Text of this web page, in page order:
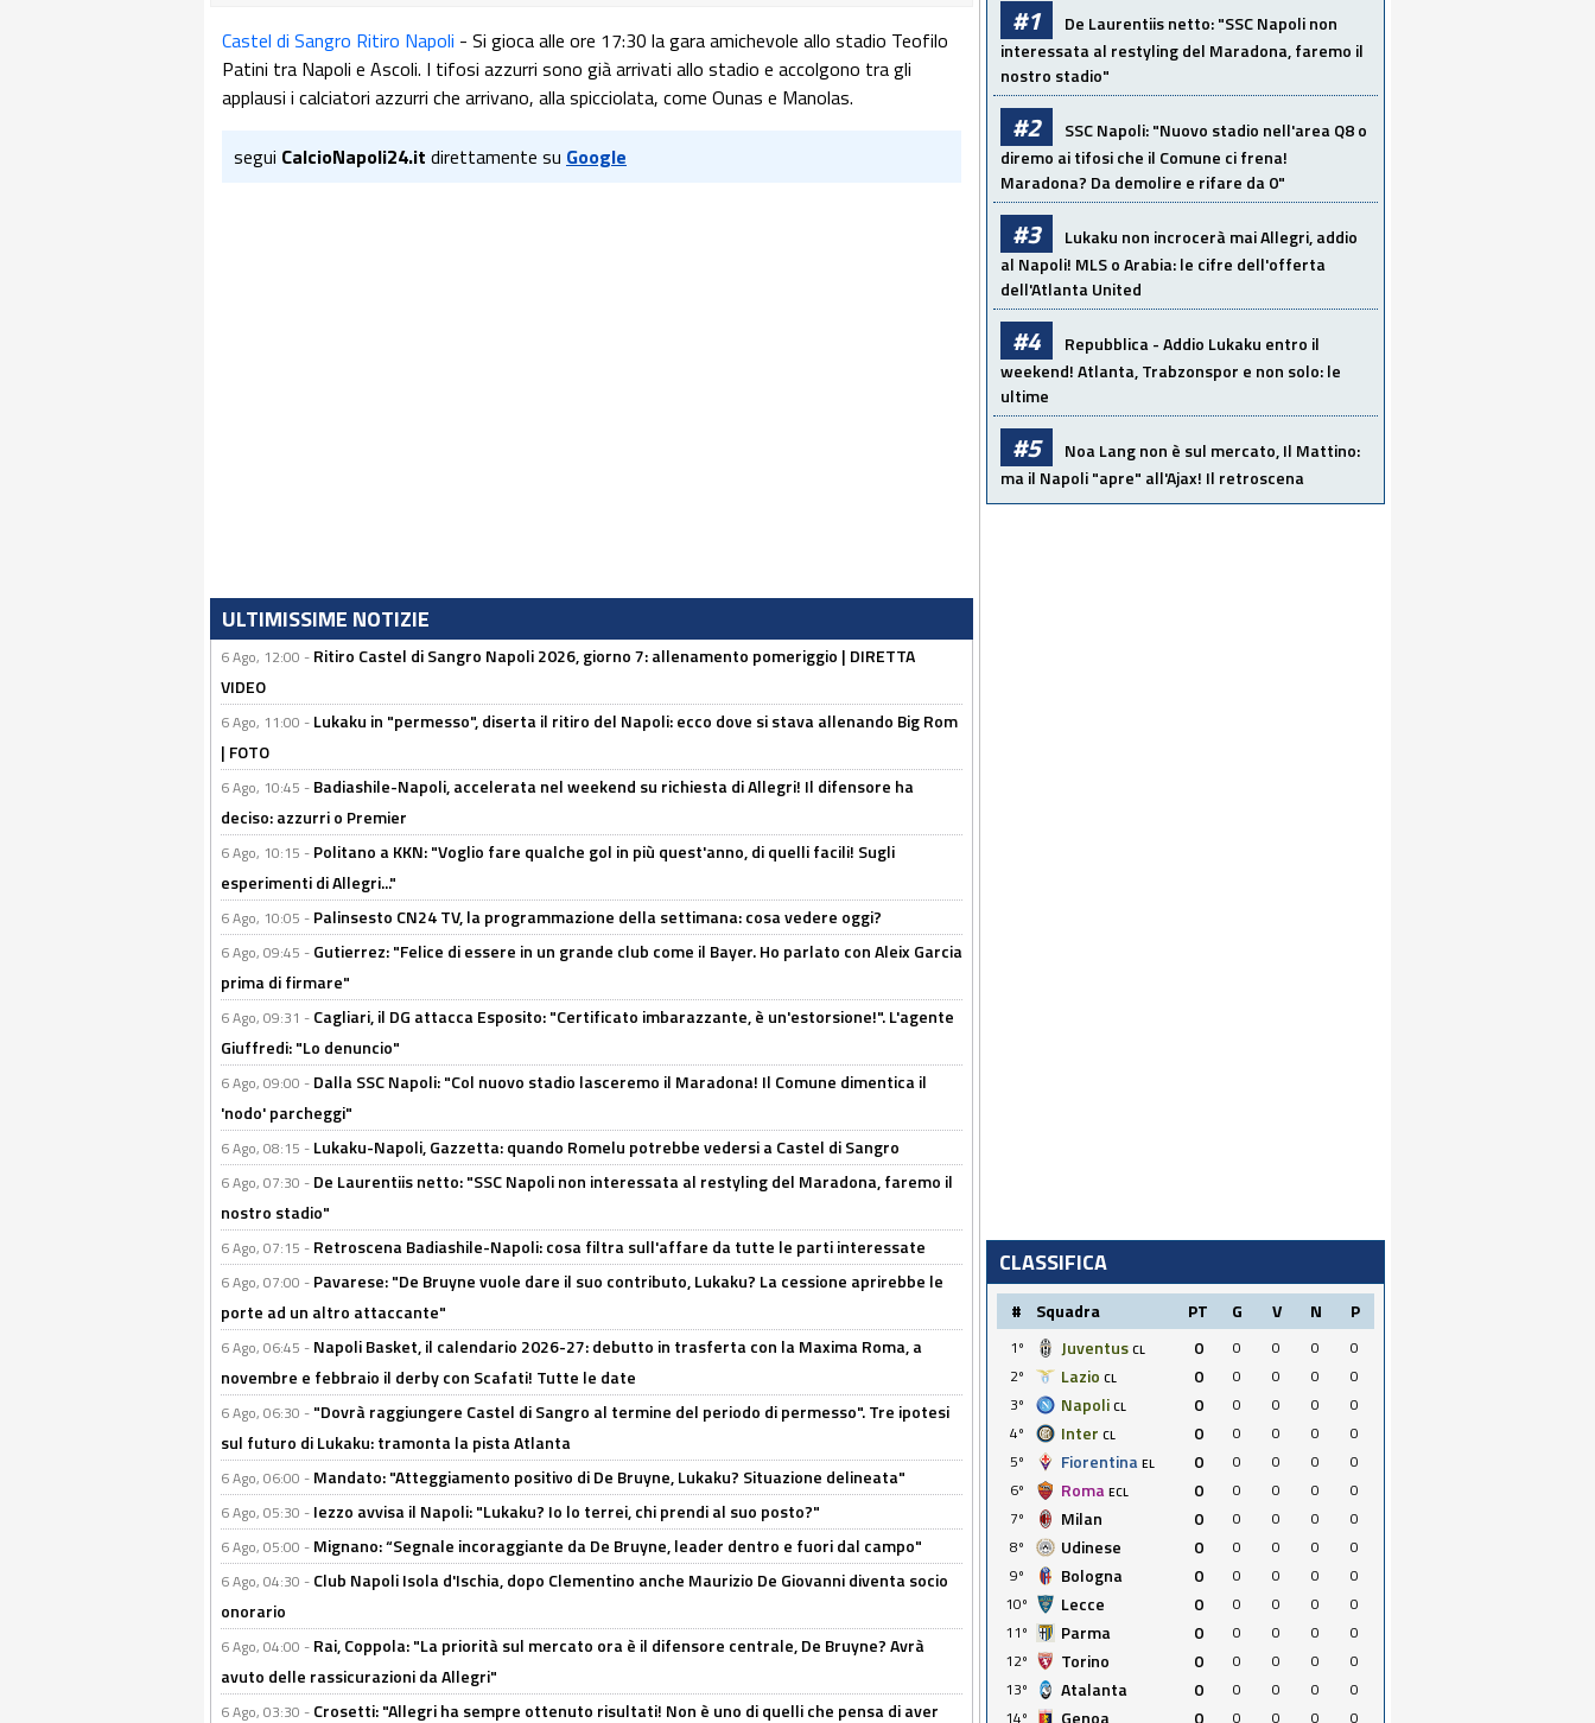
Castel di Sangro Ritiro Napoli - Si gioca alle ore 17:30 la gara amichevole allo stadio Teofilo
Patini tra Napoli e Ascoli. I tifosi azzurri sono già arrivati allo stadio e accolgono tra gli
applausi i calciatori azzurri che arrivano, alla spicciolata, come Ounas e Manolas.
segui CalcioNapoli24.it direttamente su Google
ULTIMISSIME NOTIZIE
6 Ago, 12:00 - Ritiro Castel di Sangro Napoli 2026, giorno 7: allenamento pomeriggio | DIRETTA
VIDEO
6 Ago, 11:00 - Lukaku in "permesso", diserta il ritiro del Napoli: ecco dove si stava allenando Big Rom
| FOTO
6 Ago, 10:45 - Badiashile-Napoli, accelerata nel weekend su richiesta di Allegri! Il difensore ha
deciso: azzurri o Premier
6 Ago, 10:15 - Politano a KKN: "Voglio fare qualche gol in più quest'anno, di quelli facili! Sugli
esperimenti di Allegri..."
6 Ago, 10:05 - Palinsesto CN24 TV, la programmazione della settimana: cosa vedere oggi?
6 Ago, 09:45 - Gutierrez: "Felice di essere in un grande club come il Bayer. Ho parlato con Aleix Garcia
prima di firmare"
6 Ago, 09:31 - Cagliari, il DG attacca Esposito: "Certificato imbarazzante, è un'estorsione!". L'agente
Giuffredi: "Lo denuncio"
6 Ago, 09:00 - Dalla SSC Napoli: "Col nuovo stadio lasceremo il Maradona! Il Comune dimentica il
'nodo' parcheggi"
6 Ago, 08:15 - Lukaku-Napoli, Gazzetta: quando Romelu potrebbe vedersi a Castel di Sangro
6 Ago, 07:30 - De Laurentiis netto: "SSC Napoli non interessata al restyling del Maradona, faremo il
nostro stadio"
6 Ago, 07:15 - Retroscena Badiashile-Napoli: cosa filtra sull'affare da tutte le parti interessate
6 Ago, 07:00 - Pavarese: "De Bruyne vuole dare il suo contributo, Lukaku? La cessione aprirebbe le
porte ad un altro attaccante"
6 Ago, 06:45 - Napoli Basket, il calendario 2026-27: debutto in trasferta con la Maxima Roma, a
novembre e febbraio il derby con Scafati! Tutte le date
6 Ago, 06:30 - "Dovrà raggiungere Castel di Sangro al termine del periodo di permesso". Tre ipotesi
sul futuro di Lukaku: tramonta la pista Atlanta
6 Ago, 06:00 - Mandato: "Atteggiamento positivo di De Bruyne, Lukaku? Situazione delineata"
6 Ago, 05:30 - Iezzo avvisa il Napoli: "Lukaku? Io lo terrei, chi prendi al suo posto?"
6 Ago, 05:00 - Mignano: “Segnale incoraggiante da De Bruyne, leader dentro e fuori dal campo"
6 Ago, 04:30 - Club Napoli Isola d'Ischia, dopo Clementino anche Maurizio De Giovanni diventa socio
onorario
6 Ago, 04:00 - Rai, Coppola: "La priorità sul mercato ora è il difensore centrale, De Bruyne? Avrà
avuto delle rassicurazioni da Allegri"
6 Ago, 03:30 - Crosetti: "Allegri ha sempre ottenuto risultati! Non è uno di quelli che pensa di aver
#1
De Laurentiis netto: "SSC Napoli non
interessata al restyling del Maradona, faremo il
nostro stadio"
#2
SSC Napoli: "Nuovo stadio nell'area Q8 o
diremo ai tifosi che il Comune ci frena!
Maradona? Da demolire e rifare da 0"
#3
Lukaku non incrocerà mai Allegri, addio
al Napoli! MLS o Arabia: le cifre dell'offerta
dell'Atlanta United
#4
Repubblica - Addio Lukaku entro il
weekend! Atlanta, Trabzonspor e non solo: le
ultime
#5
Noa Lang non è sul mercato, Il Mattino:
ma il Napoli "apre" all'Ajax! Il retroscena
CLASSIFICA
# Squadra PT G V N P
1º Juventus CL 0 0 0 0
0
2º
Lazio CL 0 0 0 0
0
3º
Napoli CL 0 0 0 0
0
4º
Inter CL 0 0 0 0
0
5º
Fiorentina EL 0 0 0 0
0
6º
Roma ECL 0 0 0 0
0
7º
Milan 0 0 0 0
0
8º
Udinese 0 0 0 0
0
9º
Bologna 0 0 0 0
0
10º
Lecce 0 0 0 0
0
11º
Parma 0 0 0 0
0
12º
Torino 0 0 0 0
0
13º
Atalanta 0 0 0 0
0
14º
Genoa 0 0 0 0 0